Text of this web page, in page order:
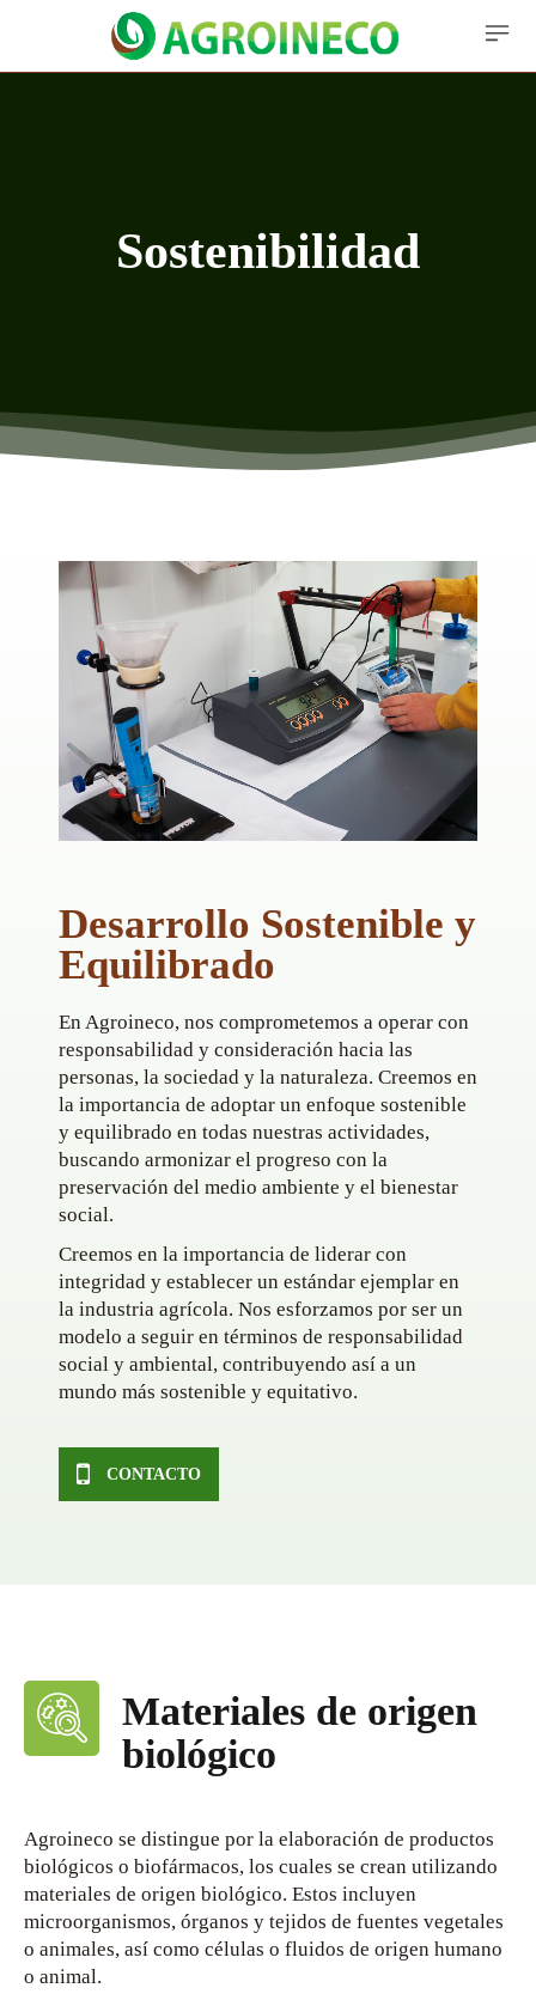
Sostenibilidad
Desarrollo Sostenible y
Equilibrado
En Agroineco, nos comprometemos a operar con
responsabilidad y consideración hacia las
personas, la sociedad y la naturaleza. Creemos en
la importancia de adoptar un enfoque sostenible
y equilibrado en todas nuestras actividades,
buscando armonizar el progreso con la
preservación del medio ambiente y el bienestar
social.
Creemos en la importancia de liderar con
integridad y establecer un estándar ejemplar en
la industria agrícola. Nos esforzamos por ser un
modelo a seguir en términos de responsabilidad
social y ambiental, contribuyendo así a un
mundo más sostenible y equitativo.
CONTACTO
Materiales de origen
biológico
Agroineco se distingue por la elaboración de productos
biológicos o biofármacos, los cuales se crean utilizando
materiales de origen biológico. Estos incluyen
microorganismos, órganos y tejidos de fuentes vegetales
o animales, así como células o fluidos de origen humano
o animal.